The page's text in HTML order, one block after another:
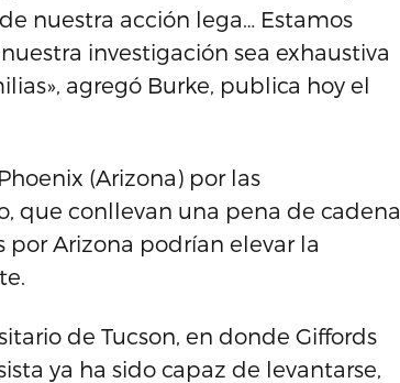
nuestra acción lega… Estamos
investigación sea exhaustiva
agregó Burke, publica hoy el
(Arizona) por las
que conllevan una pena de cadena
Arizona podrían elevar la
de Tucson, en donde Giffords
ya ha sido capaz de levantarse,